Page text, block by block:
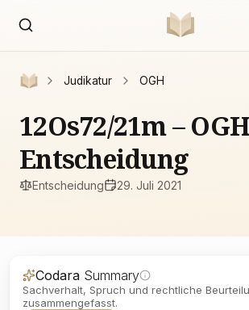
Judikatur OGH
12Os72/21m –
Entscheidung
Entscheidung 29. Juli 2021
Codara Summary
Sachverhalt, Spruch und rechtliche
zusammengefasst.